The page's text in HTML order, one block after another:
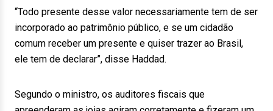
“Todo presente desse valor necessariamente tem de ser
incorporado ao patrimônio público, e se um cidadão
comum receber um presente e quiser trazer ao Brasil,
ele tem de declarar”, disse Haddad.
Segundo o ministro, os auditores fiscais que